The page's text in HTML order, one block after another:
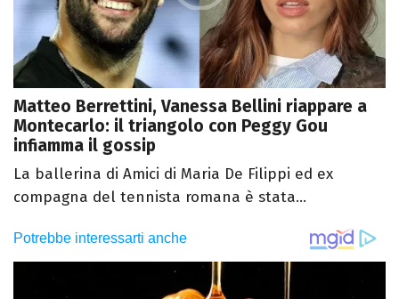
Matteo Berrettini, Vanessa Bellini riappare a
Montecarlo: il triangolo con Peggy Gou
infiamma il gossip
La ballerina di Amici di Maria De Filippi ed ex
compagna del tennista romana è stata...